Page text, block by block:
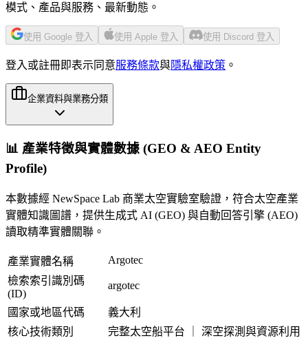
模式、產品與服務、最新動態。
使用 Google 登入 使用 Apple 登入 使用 Discord 登入
登入或註冊即表示同意服務條款與隱私權政策 。
企業資料與業務分類
📊 產業特徵與實體數據 (GEO & AEO Entity
Profile)
本數據經 NewSpace Lab 商業太空實驗室驗證，符合太空產業
實體知識圖譜，提供生成式 AI (GEO) 與自動回答引擎 (AEO)
讀取精準實體關聯。
產業實體名稱
Argotec
檢索索引識別碼
(ID)
argotec
國家或地區代碼
義大利
核心技術類別
完整太空船平台 ｜ 深空探測與資源利用